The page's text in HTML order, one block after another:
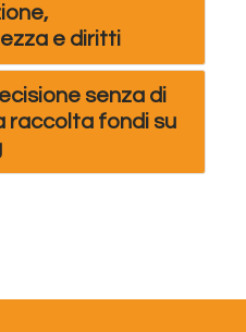
e diritti
senza di
raccolta fondi su